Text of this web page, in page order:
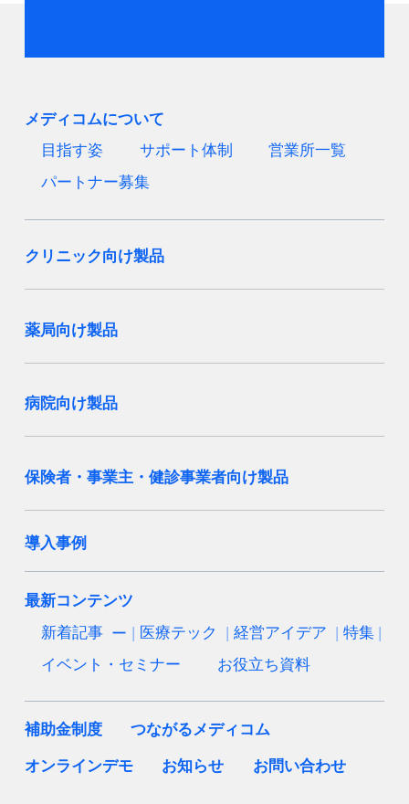
メディコムについて
目指す姿
サポート体制
営業所一覧
パートナー募集
クリニック向け製品
薬局向け製品
病院向け製品
保険者・事業主・健診事業者向け製品
導入事例
最新コンテンツ
新着記事
医療テック 経営アイデア
特集
イベント・セミナー
お役立ち資料
補助金制度 つながるメディコム
オンラインデモ お知らせ お問い合わせ